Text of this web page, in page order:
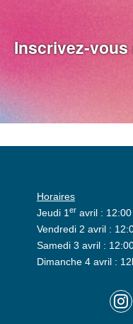
Inscrivez-vous
Horaires
Jeudi 1eravril :
Vendredi 2 avril :
Samedi 3 avril :
Dimanche 4 avril :